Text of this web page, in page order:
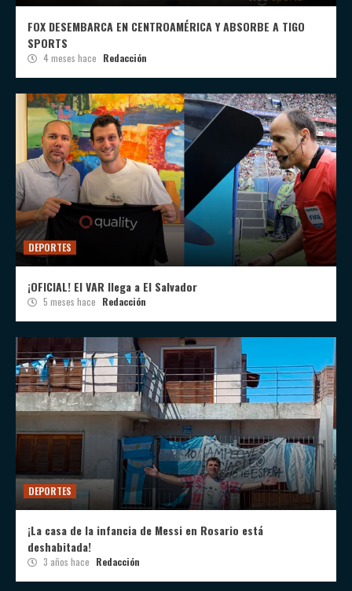
FOX DESEMBARCA EN CENTROAMÉRICA Y ABSORBE A TIGO
SPORTS
4 meses hace Redacción
DEPORTES
¡OFICIAL! El VAR llega a El Salvador
5 meses hace Redacción
DEPORTES
¡La casa de la infancia de Messi en Rosario está
deshabitada!
3 años hace Redacción